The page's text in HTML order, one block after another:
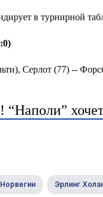
в турнирной
Серлот (77) --
Эрлинг